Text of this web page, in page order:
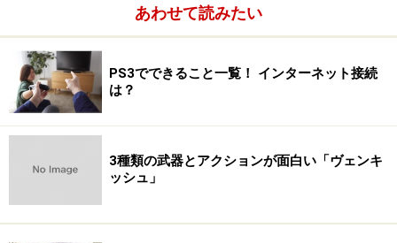
アーマード・コア プロジェクトファンタズマ
アーマード・コア マスターオブアリーナ
アーマード・コア2（以降PS2）
アーマード・コア2 アナザーエイジ
アーマード・コア3
アーマード・コア3 サイレントライン
アーマード・コア ネクサス
あわせて読みたい
PS3でできること一覧！ インターネット接続
は？
3種類の武器とアクションが面白い「ヴェンキ
ッシュ」